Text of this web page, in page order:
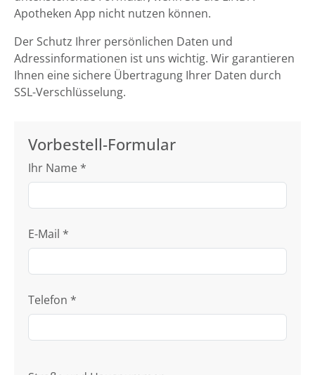
Apotheken App nicht nutzen können.
Der Schutz Ihrer persönlichen Daten und
Adressinformationen ist uns wichtig. Wir garantieren
Ihnen eine sichere Übertragung Ihrer Daten durch
SSL-Verschlüsselung.
Vorbestell-Formular
Ihr Name *
E-Mail *
Telefon *